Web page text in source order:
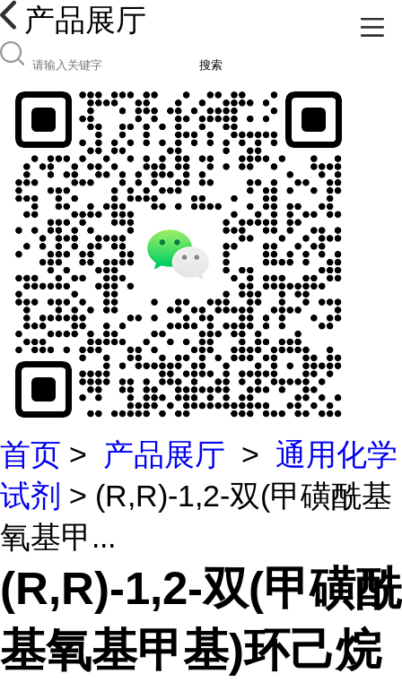
产品展厅
搜索
首页 > 产品展厅 > 通用化学
试剂 > (R,R)-1,2-双(甲磺酰基
氧基甲...
(R,R)-1,2-双(甲磺酰
基氧基甲基)环己烷